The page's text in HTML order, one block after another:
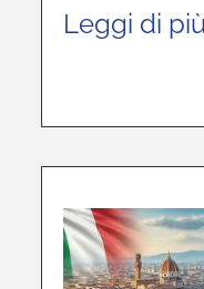
Leggi di